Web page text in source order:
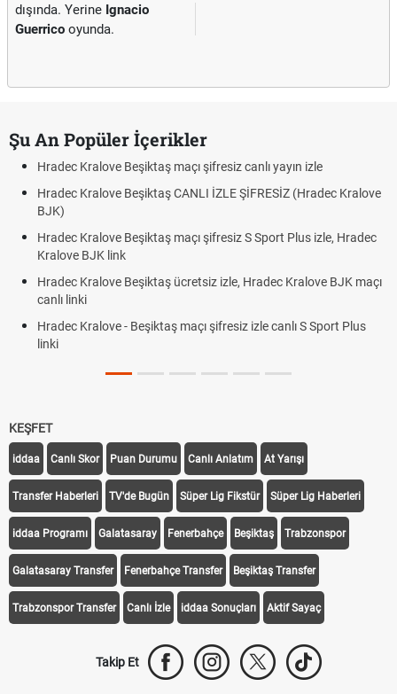
dışında. Yerine Ignacio
Guerrico oyunda.
Şu An Popüler İçerikler
Hradec Kralove Beşiktaş maçı şifresiz canlı yayın izle
Hradec Kralove Beşiktaş CANLI İZLE ŞİFRESİZ (Hradec Kralove
BJK)
Hradec Kralove Beşiktaş maçı şifresiz S Sport Plus izle, Hradec
Kralove BJK link
Hradec Kralove Beşiktaş ücretsiz izle, Hradec Kralove BJK maçı
canlı linki
Hradec Kralove - Beşiktaş maçı şifresiz izle canlı S Sport Plus
linki
KEŞFET
iddaa Canlı Skor Puan Durumu Canlı Anlatım At Yarışı
Transfer Haberleri TV'de Bugün Süper Lig Fikstür Süper Lig Haberleri
iddaa Programı Galatasaray Fenerbahçe Beşiktaş Trabzonspor
Galatasaray Transfer Fenerbahçe Transfer Beşiktaş Transfer
Trabzonspor Transfer Canlı İzle iddaa Sonuçları Aktif Sayaç
Takip Et